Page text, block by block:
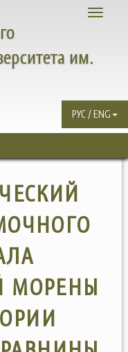
Toggle
им.
РУС / ENG
МОРЕНЫ